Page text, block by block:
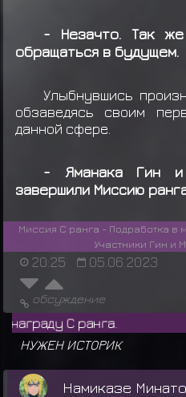
Учиха Итачитеряет
ранга
Учиха Итачи получил
Учиха Шисуитеряет
Учиха Шисуи получил
ранга C
Учиха Шисуитеряет
Учиха Шисуи
ранга
- Незачто. Так
обращаться в будущем.
Улыбнувшись
обзаведясь своим
данной сфере.
- Яманака Гин и
завершили Миссию
Миссия C ранга - Подработка в
Участники Гин и
20:25 05.06.2023
обсуждение
НУЖЕН ИСТОРИК
Намиказе Минато